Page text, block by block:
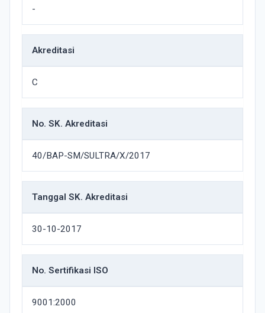
-
Akreditasi
C
No. SK. Akreditasi
40/BAP-SM/SULTRA/X/2017
Tanggal SK. Akreditasi
30-10-2017
No. Sertifikasi ISO
9001:2000